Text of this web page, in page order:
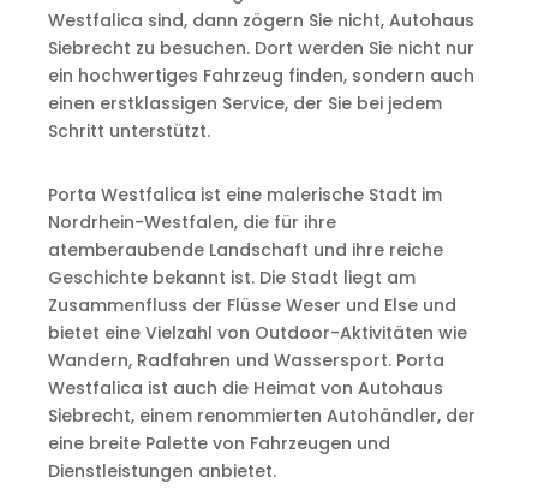
Westfalica sind, dann zögern Sie nicht, Autohaus
Siebrecht zu besuchen. Dort werden Sie nicht nur
ein hochwertiges Fahrzeug finden, sondern auch
einen erstklassigen Service, der Sie bei jedem
Schritt unterstützt.
Porta Westfalica ist eine malerische Stadt im
Nordrhein-Westfalen, die für ihre
atemberaubende Landschaft und ihre reiche
Geschichte bekannt ist. Die Stadt liegt am
Zusammenfluss der Flüsse Weser und Else und
bietet eine Vielzahl von Outdoor-Aktivitäten wie
Wandern, Radfahren und Wassersport. Porta
Westfalica ist auch die Heimat von Autohaus
Siebrecht, einem renommierten Autohändler, der
eine breite Palette von Fahrzeugen und
Dienstleistungen anbietet.